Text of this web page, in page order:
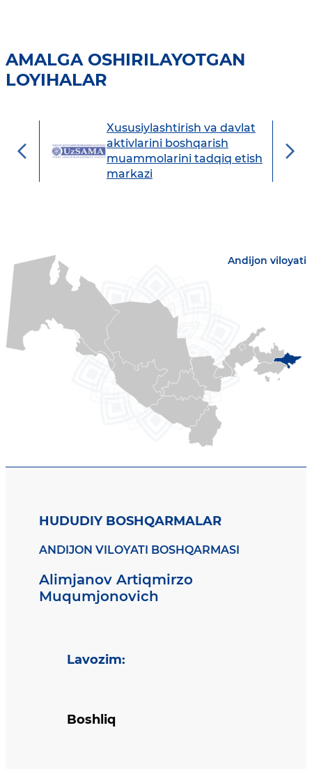
AMALGA OSHIRILAYOTGAN
LOYIHALAR
Xususiylashtirish va davlat
aktivlarini boshqarish
muammolarini tadqiq etish
markazi
Andijon viloyati
HUDUDIY BOSHQARMALAR
ANDIJON VILOYATI BOSHQARMASI
Alimjanov Artiqmirzo
Muqumjonovich
Lavozim:
Boshliq